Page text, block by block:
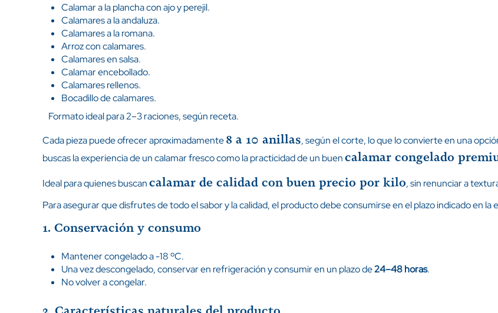
Calamar a la plancha con ajo y perejil.
Calamares a la andaluza.
Calamares a la romana.
Arroz con calamares.
Calamares en salsa.
Calamar encebollado.
Calamares rellenos.
Bocadillo de calamares.
Formato ideal para 2–3 raciones, según receta.
Cada pieza puede ofrecer aproximadamente8 a 10 anillas, según el corte, lo que lo convierte en una
buscas la experiencia de un calamar fresco como la practicidad de un buencalamar congelado
Ideal para quienes buscancalamar de calidad con buen precio por kilo, sin renunciar a
Para asegurar que disfrutes de todo el sabor y la calidad, el producto debe consumirse en el plazo indicado en la
1. Conservación y consumo
Mantener congelado a -18 ºC.
Una vez descongelado, conservar en refrigeración y consumir en un plazo de24–48 horas.
No volver a congelar.